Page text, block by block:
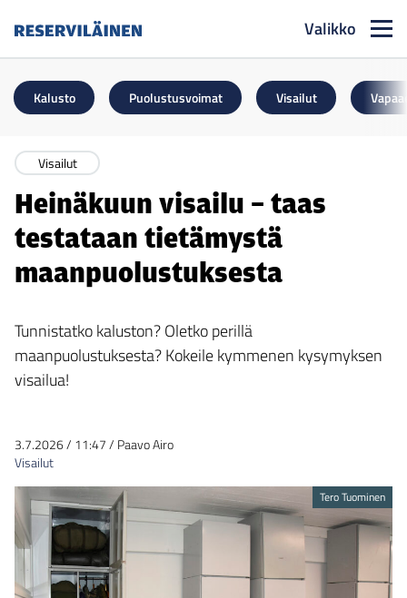
Valikko
Kalusto Puolustusvoimat Visailut
Visailut
Heinäkuun visailu – taas
testataan tietämystä
maanpuolustuksesta
Tunnistatko kaluston? Oletko perillä
maanpuolustuksesta? Kokeile kymmenen kysymyksen
visailua!
3.7.2026/ 11:47/ Paavo Airo
Visailut
Tero Tuominen